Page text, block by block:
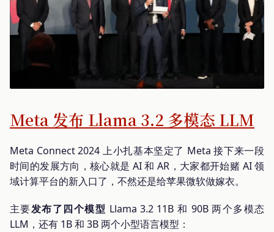
Meta 发布 Llama 3.2 多模态 LLM
Meta Connect 2024 上小扎基本坚定了 Meta 接下来一段
时间的发展方向，核心就是 AI 和 AR，大家都开始赌 AI 领
域计算平台的新入口了，不然还是给苹果微软做嫁衣。
主要发布了四个模型 Llama 3.2 11B 和 90B 两个多模态
LLM，还有 1B 和 3B 两个小型语言模型：